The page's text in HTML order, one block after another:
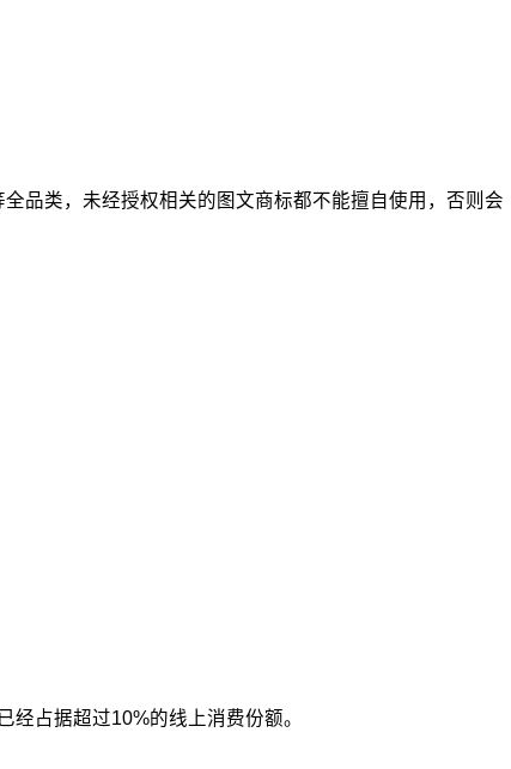
品类，未经授权相关的图文商标都不能擅自使用，否则会
占据超过10%的线上消费份额。